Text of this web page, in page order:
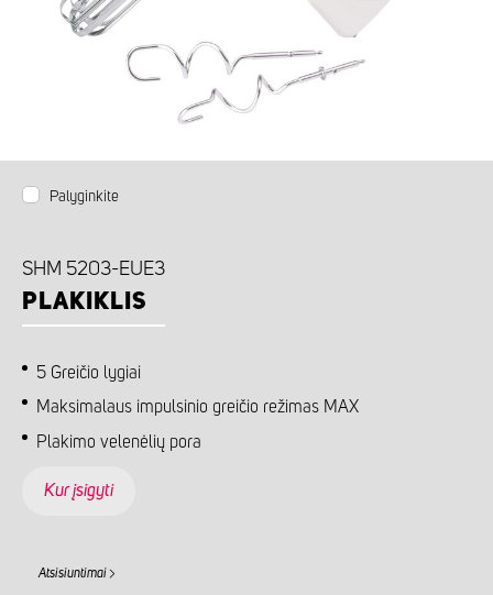
Palyginkite
SHM 5203-EUE3
PLAKIKLIS
5 Greičio lygiai
Maksimalaus impulsinio greičio režimas MAX
Plakimo velenėlių pora
Kur įsigyti
Atsisiuntimai